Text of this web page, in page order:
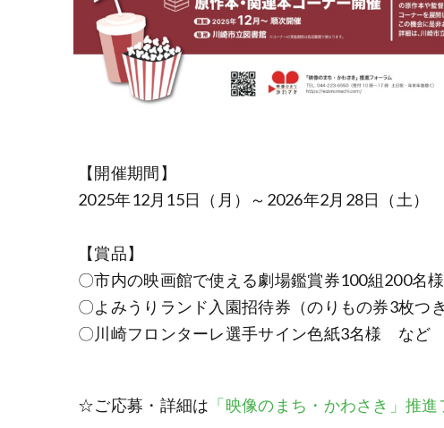
【開催期間】
2025年12月15日（月）～2026年2月28日（土）
【賞品】
〇市内の映画館で使える劇場鑑賞券100組200名様
〇よみうりランド入園招待券（のりもの券3枚つ
〇川崎フロンターレ選手サイン色紙3名様 など
☆ご応募・詳細は 「映像のまち・かわさき」推